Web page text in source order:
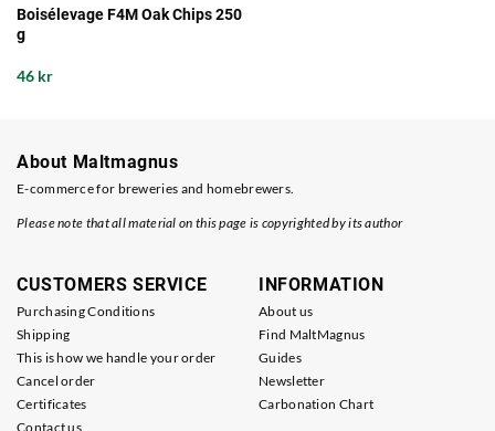
Boisélevage F4M Oak Chips 250
g
46 kr
About Maltmagnus
E-commerce for breweries and homebrewers.
Please note that all material on this page is copyrighted by its author
CUSTOMERS SERVICE
Purchasing Conditions
Shipping
This is how we handle your order
Cancel order
Certificates
Contact us
INFORMATION
About us
Find MaltMagnus
Guides
Newsletter
Carbonation Chart